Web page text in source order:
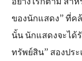
ของนักแสดง” ที่ค
นั้น นักแสดงจะได้
ทรัพย์สิน” สองประ